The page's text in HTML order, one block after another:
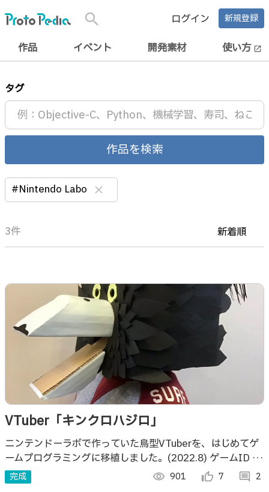
search ログイン 新規登録
作品 イベント 開発素材 使い方 open_in_new
タグ
作品を検索
#Nintendo Labo clear
3件 新着順
VTuber「キンクロハジロ」
ニンテンドーラボで作っていた鳥型VTuberを、はじめてゲ
ームプログラミングに移植しました。(2022.8) ゲームID G
007 LXP KY2
完成 visibility 901 thumb_up_alt 7 comment 2